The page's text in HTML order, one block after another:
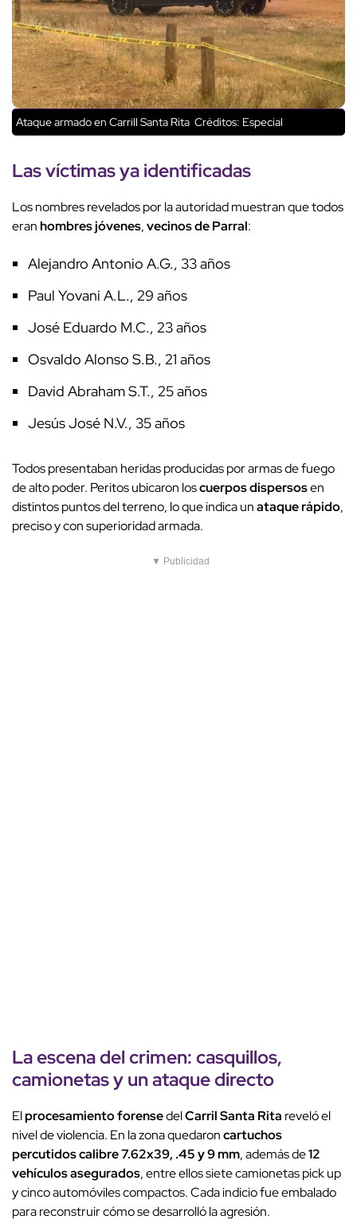
Ataque armado en Carrill Santa Rita Créditos: Especial
Las víctimas ya identificadas
Los nombres revelados por la autoridad muestran que todos
eranhombres jóvenes,vecinos de Parral:
Alejandro Antonio A.G., 33 años
Paul Yovani A.L., 29 años
José Eduardo M.C., 23 años
Osvaldo Alonso S.B., 21 años
David Abraham S.T., 25 años
Jesús José N.V., 35 años
Todos presentaban heridas producidas por armas de fuego
de alto poder. Peritos ubicaron loscuerpos dispersosen
distintos puntos del terreno, lo que indica unataque rápido,
preciso y con superioridad armada.
▼ Publicidad
La escena del crimen: casquillos,
camionetas y unataque directo
Elprocesamiento forensedelCarril Santa Rita reveló el
nivel de violencia. En la zona quedaroncartuchos
percutidos calibre 7.62x39, .45 y 9 mm, además de12
vehículos asegurados, entre ellos siete camionetas pick up
y cinco automóviles compactos. Cada indicio fue embalado
para reconstruir cómo se desarrolló la agresión.